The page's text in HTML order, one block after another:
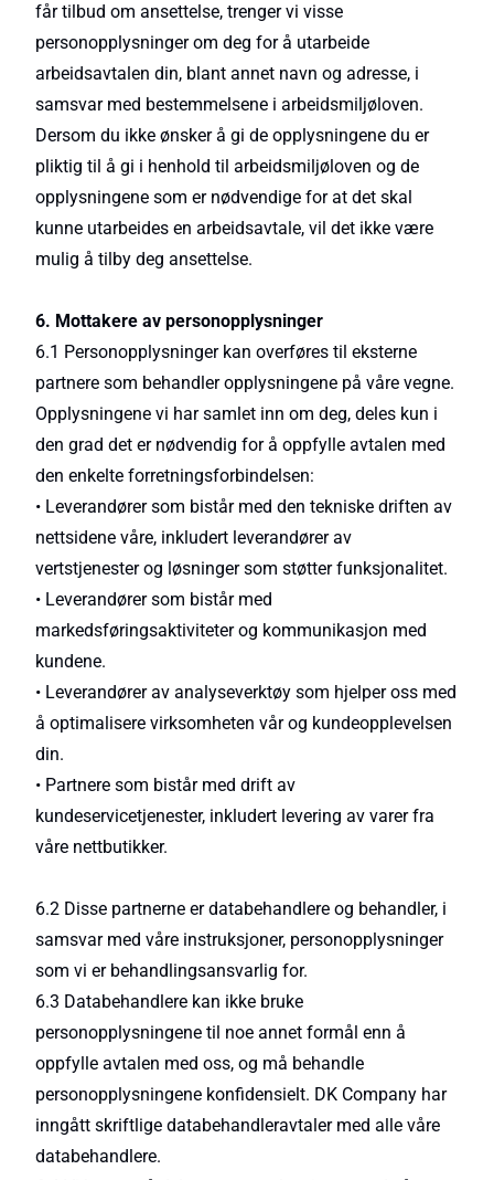
får tilbud om ansettelse, trenger vi visse
personopplysninger om deg for å utarbeide
arbeidsavtalen din, blant annet navn og adresse, i
samsvar med bestemmelsene i arbeidsmiljøloven.
Dersom du ikke ønsker å gi de opplysningene du er
pliktig til å gi i henhold til arbeidsmiljøloven og de
opplysningene som er nødvendige for at det skal
kunne utarbeides en arbeidsavtale, vil det ikke være
mulig å tilby deg ansettelse.
6. Mottakere av personopplysninger
6.1 Personopplysninger kan overføres til eksterne
partnere som behandler opplysningene på våre vegne.
Opplysningene vi har samlet inn om deg, deles kun i
den grad det er nødvendig for å oppfylle avtalen med
den enkelte forretningsforbindelsen:
• Leverandører som bistår med den tekniske driften av
nettsidene våre, inkludert leverandører av
vertstjenester og løsninger som støtter funksjonalitet.
• Leverandører som bistår med
markedsføringsaktiviteter og kommunikasjon med
kundene.
• Leverandører av analyseverktøy som hjelper oss med
å optimalisere virksomheten vår og kundeopplevelsen
din.
• Partnere som bistår med drift av
kundeservicetjenester, inkludert levering av varer fra
våre nettbutikker.
6.2 Disse partnerne er databehandlere og behandler, i
samsvar med våre instruksjoner, personopplysninger
som vi er behandlingsansvarlig for.
6.3 Databehandlere kan ikke bruke
personopplysningene til noe annet formål enn å
oppfylle avtalen med oss, og må behandle
personopplysningene konfidensielt. DK Company har
inngått skriftlige databehandleravtaler med alle våre
databehandlere.